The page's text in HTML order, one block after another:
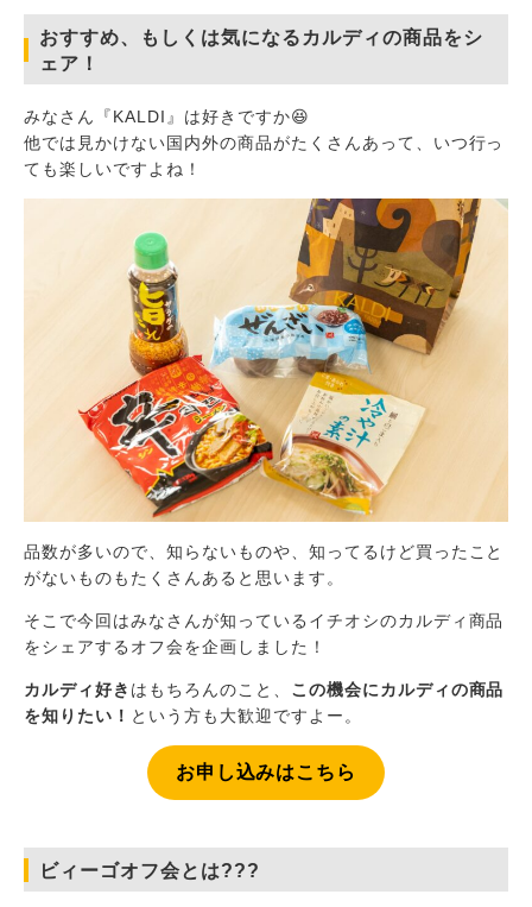
おすすめ、もしくは気になるカルディの商品をシ
ェア！
みなさん『KALDI』は好きですか😆
他では見かけない国内外の商品がたくさんあって、いつ行っ
ても楽しいですよね！
品数が多いので、知らないものや、知ってるけど買ったこと
がないものもたくさんあると思います。
そこで今回はみなさんが知っているイチオシのカルディ商品
をシェアするオフ会を企画しました！
カルディ好き はもちろんのこと、 この機会にカルディの商品
を知りたい！ という方も大歓迎ですよー。
お申し込みはこちら
ビィーゴオフ会とは???